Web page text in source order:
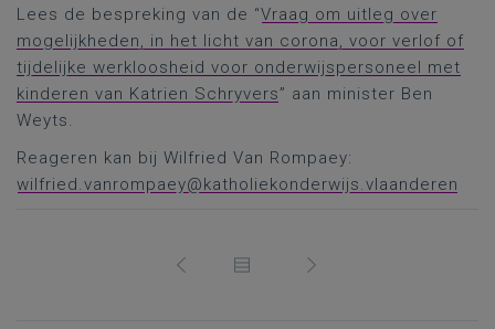
Lees de bespreking van de “Vraag om uitleg over
mogelijkheden, in het licht van corona, voor verlof of
tijdelijke werkloosheid voor onderwijspersoneel met
kinderen van Katrien Schryvers” aan minister Ben
Weyts.
Reageren kan bij Wilfried Van Rompaey:
wilfried.vanrompaey@katholiekonderwijs.vlaanderen